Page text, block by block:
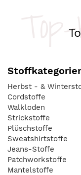
Herbst - &
Cordstoffe
Walkloden
Strickstoffe
Plüschstoffe
Sweatshirtstoffe
Jeans-Stoffe
Patchworkstoffe
Mantelstoffe